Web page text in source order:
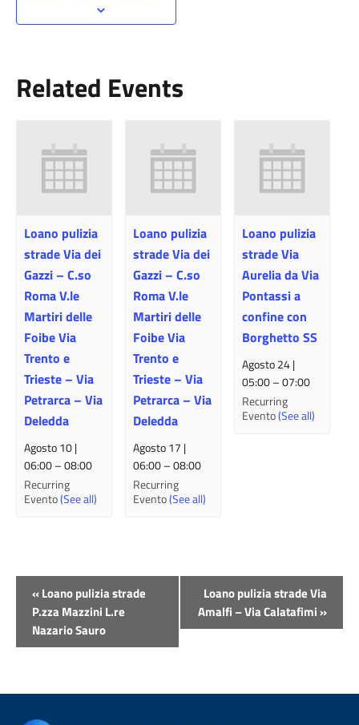
Related Events
Loano pulizia
strade Via dei
Gazzi – C.so
Roma V.le
Martiri delle
Foibe Via
Trento e
Trieste – Via
Petrarca – Via
Deledda
Agosto 10 |
06:00–08:00
Recurring
Evento(See all)
Loano pulizia
strade Via dei
Gazzi – C.so
Roma V.le
Martiri delle
Foibe Via
Trento e
Trieste – Via
Petrarca – Via
Deledda
Agosto 17 |
06:00–08:00
Recurring
Evento(See all)
Loano pulizia
strade Via
Aurelia da Via
Pontassi a
confine con
Borghetto SS
Agosto 24 |
05:00–07:00
Recurring
Evento(See all)
Evento
Navigazione
«Loano pulizia strade
P.zza Mazzini L.re
Nazario Sauro
Loano pulizia strade Via
Amalfi – Via Calatafimi»